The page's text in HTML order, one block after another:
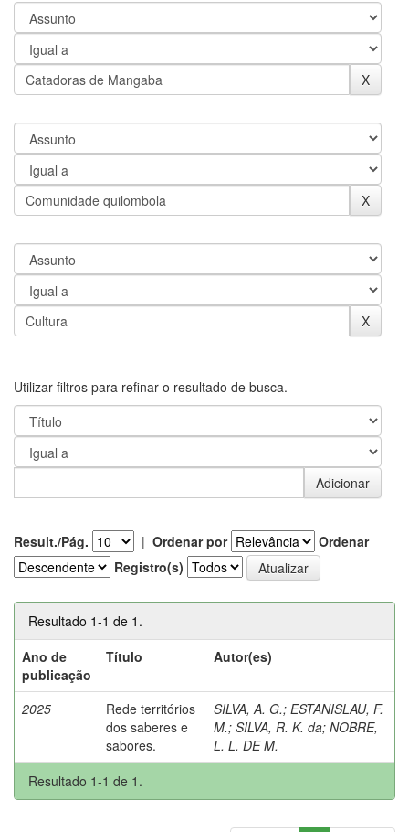
Utilizar filtros para refinar o resultado de busca.
Result./Pág. | Ordenar por
Ordenar
Registro(s)
Resultado 1-1 de 1.
Ano de
publicação
Título Autor(es)
2025
Rede territórios
dos saberes e
sabores.
SILVA, A. G.; ESTANISLAU, F.
M.; SILVA, R. K. da; NOBRE,
L. L. DE M.
Resultado 1-1 de 1.